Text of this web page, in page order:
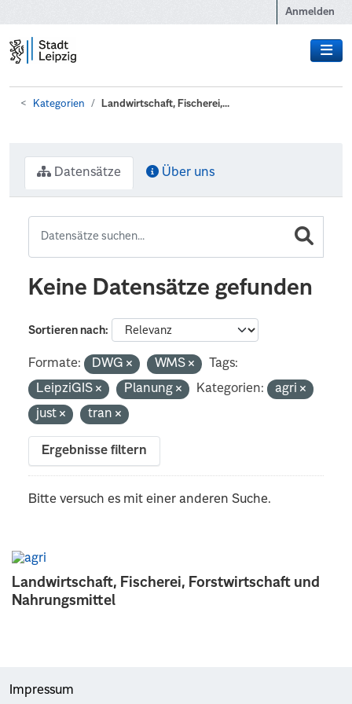
Anmelden
Kategorien Landwirtschaft, Fischerei,...
Landwirtschaft, Fischerei, Forstwirtschaft und
Nahrungsmittel
Datensätze Über uns
Keine Datensätze gefunden
Sortieren nach
Formate: DWG WMS
Tags:
LeipziGIS
Planung Kategorien:
agri
just
tran
Ergebnisse filtern
Bitte versuch es mit einer anderen Suche.
Impressum